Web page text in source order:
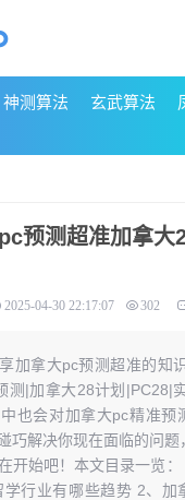
神测算法 玄武算法
预测超准加拿大
2025-04-30 22:17:07 302
加拿大pc预测超准的知
测|加拿大28计划|PC28|
也会对加拿大pc精准预
巧解决你现在面临的问题
开始吧！本文目录一览：
学行业有哪些趋势 2、加